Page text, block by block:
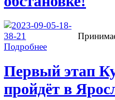
Подробнее
Первый этап
пройдёт в